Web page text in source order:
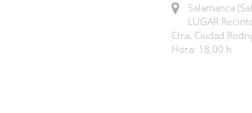
Salamanca
LUGAR
Ctra. Ciudad
Hora: 18,00 h